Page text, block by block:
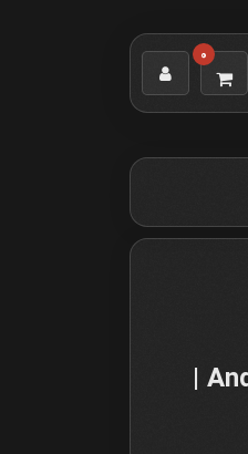
0
دوره Top G: آموزش ثروت‌آفرینی و قدرت از دیدگاه Andrew Tate |